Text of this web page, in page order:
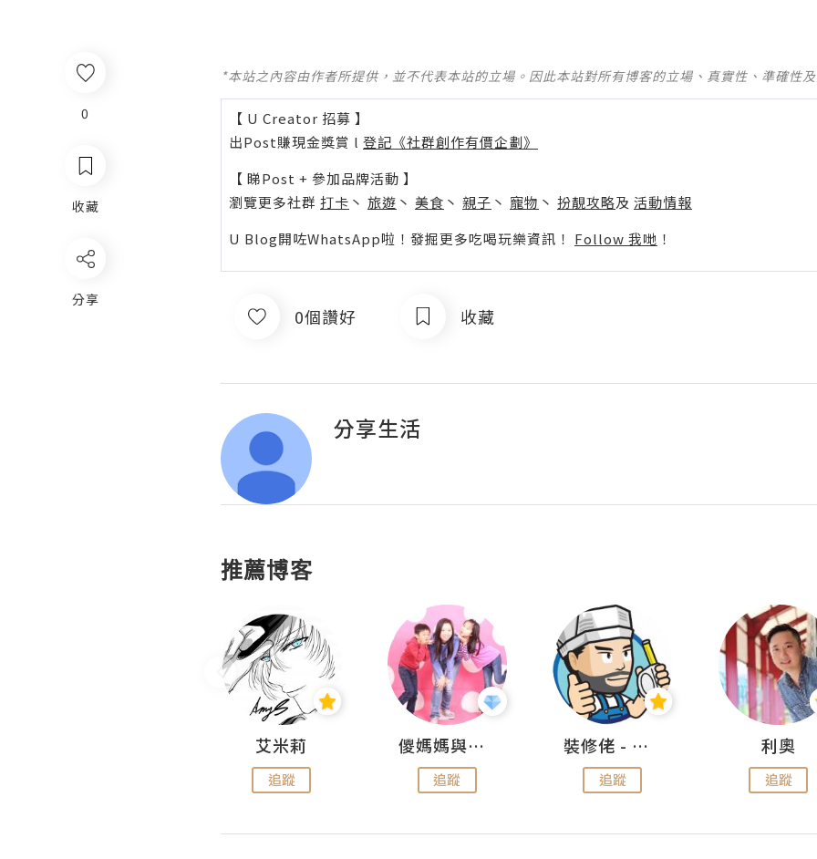
0
收藏
分享
*本站之內容由作者所提供，並不代表本站的立場。因此本站對所有博客的立場、真實性、準確性
【 U Creator 招募 】
出Post賺現金獎賞 l 登記《社群創作有價企劃》
【 睇Post + 參加品牌活動 】
瀏覽更多社群 打卡 丶 旅遊 丶 美食 丶 親子 丶 寵物 丶 扮靚攻略及 活動情報
U Blog開咗WhatsApp啦！發掘更多吃喝玩樂資訊！ Follow 我哋 ！
0個讚好 收藏
分享生活
推薦博客
艾米莉
追蹤
儍媽媽與兩隻小魔怪之家
追蹤
裝修佬 - 香港一站式網上裝修平台
追蹤
利奧
追蹤